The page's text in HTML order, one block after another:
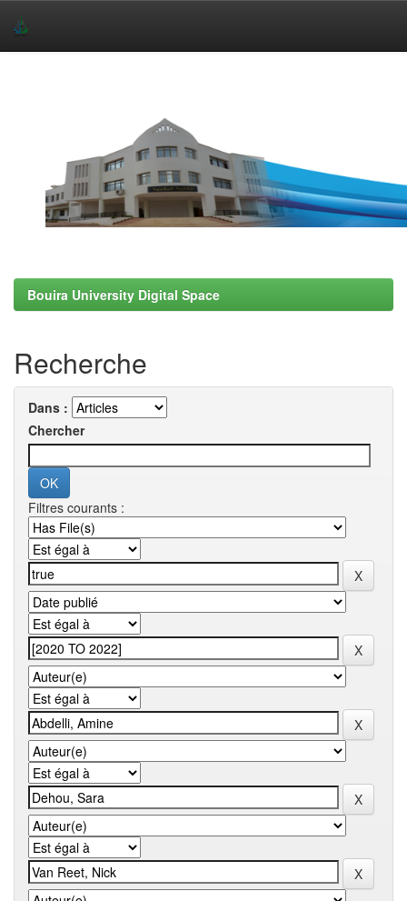
Bouira University Digital Space
Recherche
Dans :
Chercher
Filtres courants :